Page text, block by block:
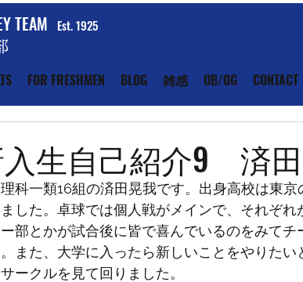
TEAM Est. 1925
FOR FRESHMEN BLOG 雑感 OB/OG CONTACT
入生自己紹介9 済
科一類16組の済田晃我です。出身高校は東
した。卓球では個人戦がメインで、それぞれ
部とかが試合後に皆で喜んでいるのをみてチ
また、大学に入ったら新しいことをやりた
ークルを見て回りました。